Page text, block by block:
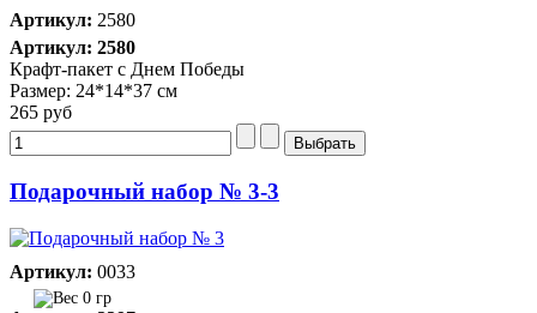
Артикул: 2580
Артикул: 2580
Крафт-пакет с Днем Победы
Размер: 24*14*37 см
265 руб
Подарочный набор № 3-3
Артикул: 0033
0 гр